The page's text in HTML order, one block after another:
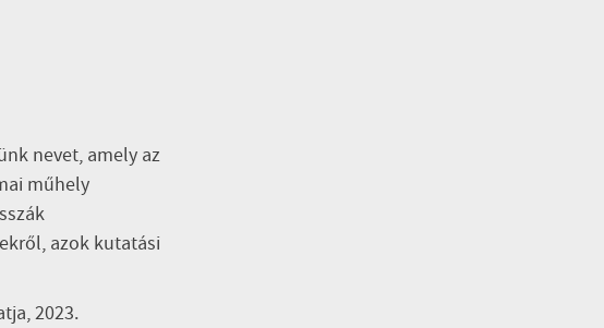
nevet, amely az
műhely
azok kutatási
2023.